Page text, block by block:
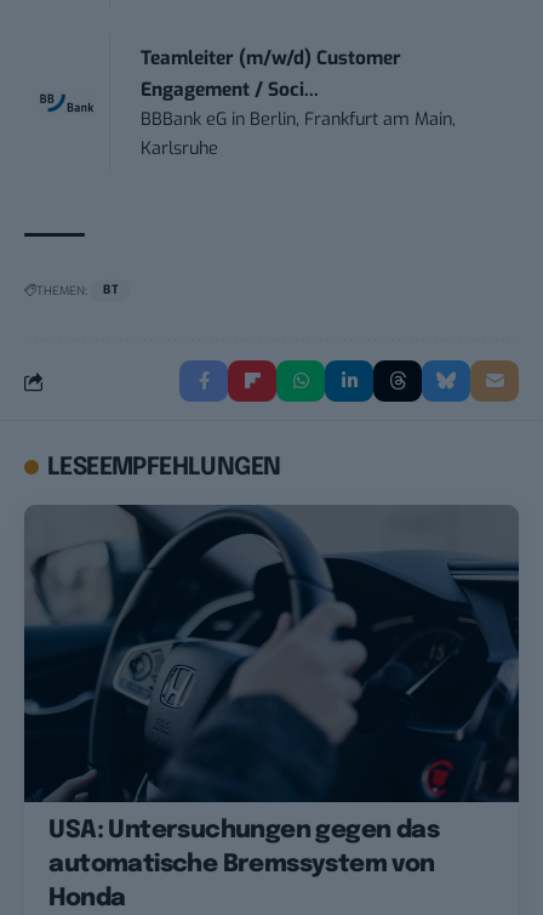
Teamleiter (m/w/d) Customer
Engagement / Soci...
BBBank eG in Berlin, Frankfurt am Main,
Karlsruhe
THEMEN: BT
LESEEMPFEHLUNGEN
USA: Untersuchungen gegen das
automatische Bremssystem von
Honda